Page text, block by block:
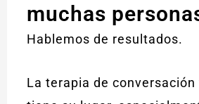
muchas
Hablemos de resultados.
La terapia de conversación